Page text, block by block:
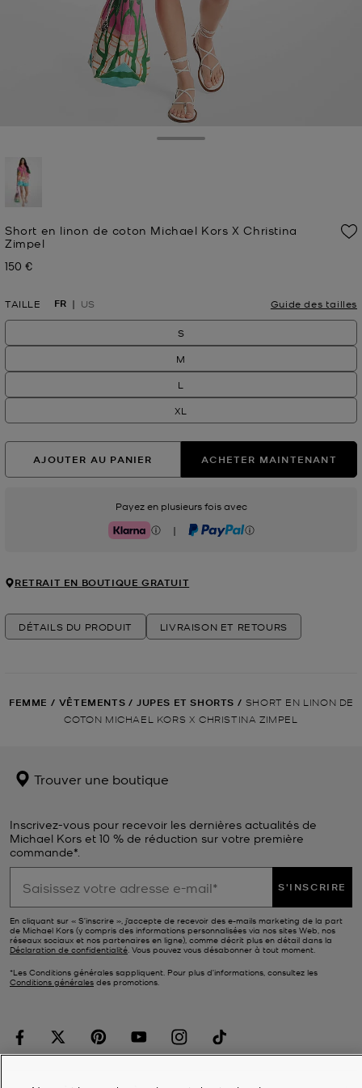
Short en linon de coton Michael Kors X Christina
Zimpel
Prix actuel
150 €
TAILLE FR US Guide des tailles
S
M
L
XL
AJOUTER AU PANIER ACHETER MAINTENANT
Payez en plusieurs fois avec
Klarna | PayPal
RETRAIT EN BOUTIQUE GRATUIT
DÉTAILS DU PRODUIT LIVRAISON ET RETOURS
FEMME / VÊTEMENTS / JUPES ET SHORTS / SHORT EN LINON DE
COTON MICHAEL KORS X CHRISTINA ZIMPEL
Trouver une boutique
Inscrivez-vous pour recevoir les dernières actualités de
Michael Kors et 10 % de réduction sur votre première
commande*.
S'INSCRIRE
En cliquant sur « S’inscrire », j’accepte de recevoir des e-mails marketing de la part
de Michael Kors (y compris des informations personnalisées via nos sites Web, nos
réseaux sociaux et nos partenaires en ligne), comme décrit plus en détail dans la
Déclaration de confidentialité. Vous pouvez vous désabonner à tout moment.
*Les Conditions générales sappliquent. Pour plus d’informations, consultez les
Conditions générales des promotions.